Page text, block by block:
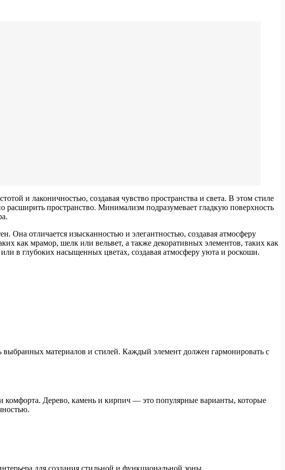
и лаконичностью, создавая чувство пространства и света. В этом стиле
пространство. Минимализм подразумевает гладкую поверхность
Она отличается изысканностью и элегантностью, создавая атмосферу
как мрамор, шелк или вельвет, а также декоративных элементов, таких как
в глубоких насыщенных цветах, создавая атмосферу уюта и роскоши.
выбранных материалов и стилей. Каждый элемент должен гармонировать с
Дерево, камень и кирпич — это популярные варианты, которые